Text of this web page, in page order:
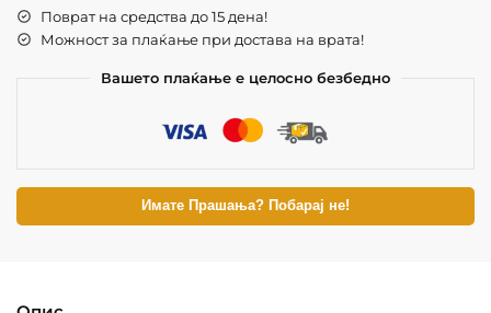
Поврат на средства до 15 дена!
Можност за плаќање при достава на врата!
Вашето плаќање е целосно безбедно
Имате Прашања? Побарај не!